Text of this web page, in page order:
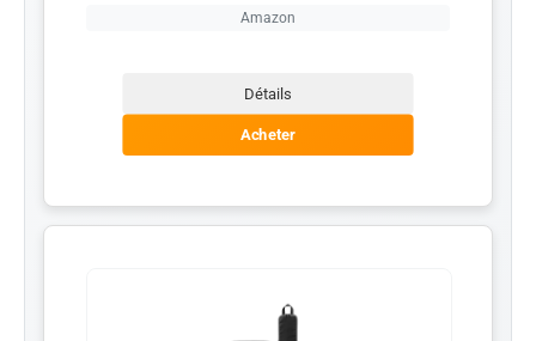
Amazon
Détails
Acheter